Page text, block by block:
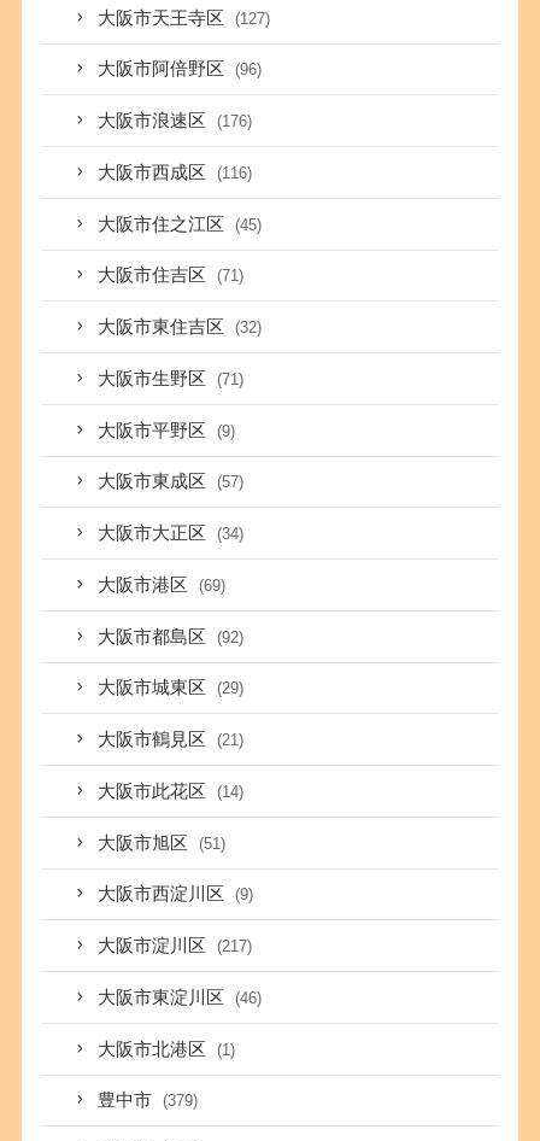
大阪市天王寺区 (127)
大阪市阿倍野区 (96)
大阪市浪速区 (176)
大阪市西成区 (116)
大阪市住之江区 (45)
大阪市住吉区 (71)
大阪市東住吉区 (32)
大阪市生野区 (71)
大阪市平野区 (9)
大阪市東成区 (57)
大阪市大正区 (34)
大阪市港区 (69)
大阪市都島区 (92)
大阪市城東区 (29)
大阪市鶴見区 (21)
大阪市此花区 (14)
大阪市旭区 (51)
大阪市西淀川区 (9)
大阪市淀川区 (217)
大阪市東淀川区 (46)
大阪市北港区 (1)
豊中市 (379)